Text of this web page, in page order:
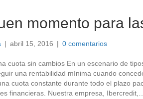
momento para
| abril 15, 2016 | 0 comentarios
cuota sin cambios En un escenario de
una rentabilidad mínima cuando
cuota constante durante todo el plazo
financieras. Nuestra empresa, Ibercredit,…